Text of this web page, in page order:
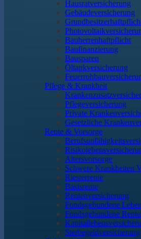
Hausratversicherung
Gebäudeversicherung
Bauherrenhaftpflicht
Baufinanzierung
Bausparen
Öltankversicherung
Pflege & Krankheit
Pflegeversicherung
Private
Gesetzliche
Rente & Vorsorge
Altersvorsorge
Schwere Krankheiten
Riesterrente
Basisrente
Rentenversicherung
Fondsgebundene
Fondsgebundene
Sterbegeldversicherung